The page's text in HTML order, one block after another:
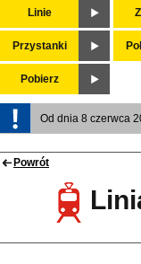
Linie
Przystanki
Pobierz
Od dnia 8 czerwca
Powrót